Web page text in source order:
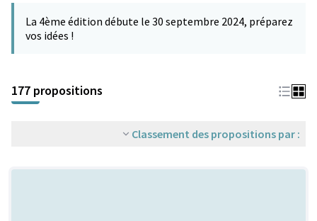
−
La 4ème édition débute le 30 septembre 2024, préparez
vos idées !
177 propositions
Classement des propositions par :